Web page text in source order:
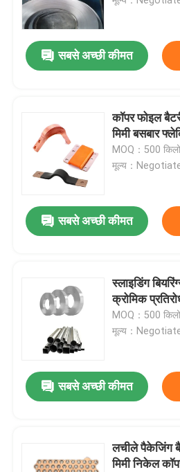
घर
सबसे अच्छी कीमत
कॉपर फोइल
मिमी बसबार
MOQ：500 किलो
मूल्य：
सबसे अच्छी कीमत
स्लाइडिंग
क्रोमिक
MOQ：500 किलो
मूल्य：
सबसे अच्छी कीमत
लचीले पैकेजिंग
मिमी निकेल